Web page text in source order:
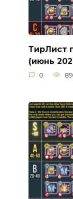
ТирЛист
(июнь
0